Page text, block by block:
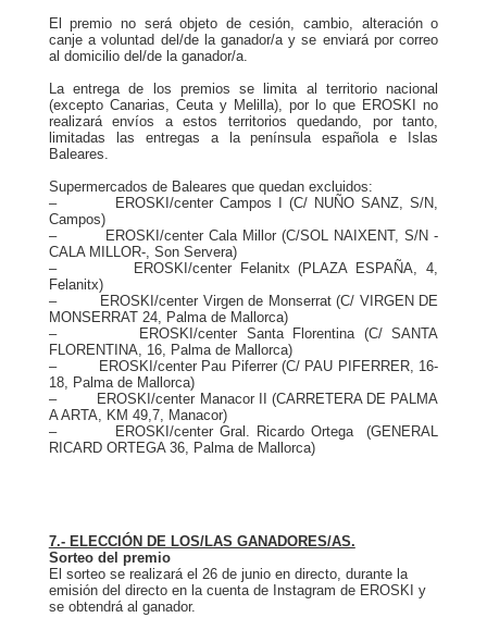
El premio no será objeto de cesión, cambio, alteración o
canje a voluntad del/de la ganador/a y se enviará por correo
al domicilio del/de la ganador/a.
La entrega de los premios se limita al territorio nacional
(excepto Canarias, Ceuta y Melilla), por lo que EROSKI no
realizará envíos a estos territorios quedando, por tanto,
limitadas las entregas a la península española e Islas
Baleares.
Supermercados de Baleares que quedan excluidos:
– EROSKI/center Campos I (C/ NUÑO SANZ, S/N,
Campos)
– EROSKI/center Cala Millor (C/SOL NAIXENT, S/N -
CALA MILLOR-, Son Servera)
– EROSKI/center Felanitx (PLAZA ESPAÑA, 4,
Felanitx)
– EROSKI/center Virgen de Monserrat (C/ VIRGEN DE
MONSERRAT 24, Palma de Mallorca)
– EROSKI/center Santa Florentina (C/ SANTA
FLORENTINA, 16, Palma de Mallorca)
– EROSKI/center Pau Piferrer (C/ PAU PIFERRER, 16-
18, Palma de Mallorca)
– EROSKI/center Manacor II (CARRETERA DE PALMA
A ARTA, KM 49,7, Manacor)
– EROSKI/center Gral. Ricardo Ortega (GENERAL
RICARD ORTEGA 36, Palma de Mallorca)
7.- ELECCIÓN DE LOS/LAS GANADORES/AS.
Sorteo del premio
El sorteo se realizará el 26 de junio en directo, durante la
emisión del directo en la cuenta de Instagram de EROSKI y
se obtendrá al ganador.